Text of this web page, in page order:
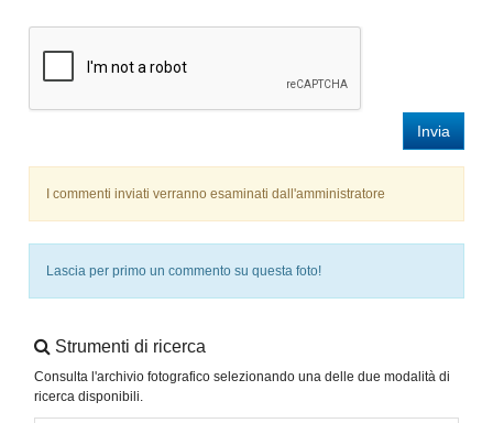
Invia
I commenti inviati verranno esaminati dall'amministratore
Lascia per primo un commento su questa foto!
Strumenti di ricerca
Consulta l'archivio fotografico selezionando una delle due modalità di
ricerca disponibili.